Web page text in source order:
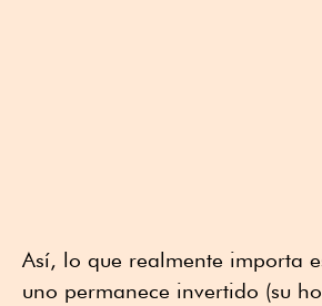
Así, lo que realmente importa
uno permanece invertido (su